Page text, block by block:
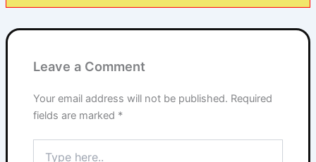
Leave a Comment
Your email address will not be published. Required
fields are marked *
here..